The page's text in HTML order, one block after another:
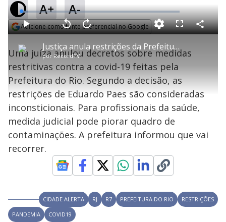
A+ A-
Adicione como fonte preferencial no Google
P
l
a
y
V
i
Justiça anula restrições da Prefeitura do Rio
por RecordTV
P V
a
r
0
n
d
o
s
A
a
n
u
n
o
s
L
o
a
d
e
4
.
4
8
%
F
s
c
n
C
o
Uma juíza anulou decretos sobre medidas
restritivas contra a covid-19 feitas pela
Prefeitura do Rio. Segundo a decisão, as
restrições de Eduardo Paes são consideradas
inconsticionais. Para profissionais da saúde,
medida judicial pode piorar quadro de
contaminações. A prefeitura informou que vai
recorrer.
CIDADE ALERTA RJ R7 PREFEITURA DO RIO
RESTRIÇÕES
PANDEMIA
COVID19